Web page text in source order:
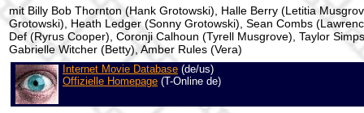
mit Billy Bob Thornton (Hank Grotowski), Halle Berry (Letitia
Grotowski), Heath Ledger (Sonny Grotowski), Sean Combs
Def (Ryrus Cooper), Coronji Calhoun (Tyrell Musgrove), Taylor
Gabrielle Witcher (Betty), Amber Rules (Vera)
Internet Movie Database (de/us)
Offizielle Homepage (T-Online de)